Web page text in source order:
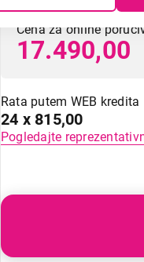
Cena za online
17.490,00
Rata putem WEB kredita
24 x 815,00
Pogledajte